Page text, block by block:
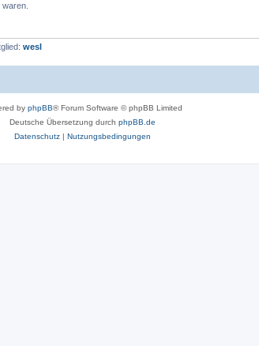
wesl
by phpBB® Forum Software © phpBB Limited
Deutsche Übersetzung durch phpBB.de
Datenschutz| Nutzungsbedingungen